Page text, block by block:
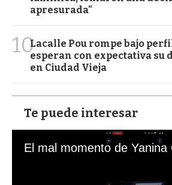
apresurada"
10Lacalle Pou rompe bajo
esperan con expectativa su
en Ciudad Vieja
Te puede interesar